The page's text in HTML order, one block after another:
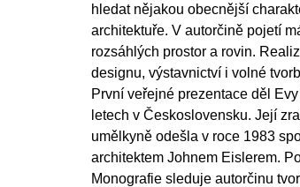
hledat nějakou obecnější
architektuře. V autorčině pojetí
rozsáhlých prostor a rovin.
designu, výstavnictví i volné
První veřejné prezentace děl
letech v Československu. Její
umělkyně odešla v roce 1983
architektem Johnem Eislerem.
Monografie sleduje autorčinu